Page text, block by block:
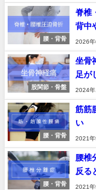
腰・背骨
脊椎
背中
2026年
股関節・骨盤
坐骨
足が
2024年
腰・背骨
筋筋
い
2021年
腰・背骨
腰椎
反る
2021年